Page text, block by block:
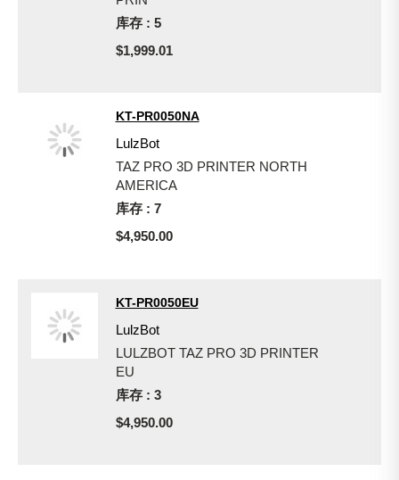
库存 : 5
$1,999.01
KT-PR0050NA
LulzBot
TAZ PRO 3D PRINTER NORTH
AMERICA
库存 : 7
$4,950.00
KT-PR0050EU
LulzBot
LULZBOT TAZ PRO 3D PRINTER
EU
库存 : 3
$4,950.00